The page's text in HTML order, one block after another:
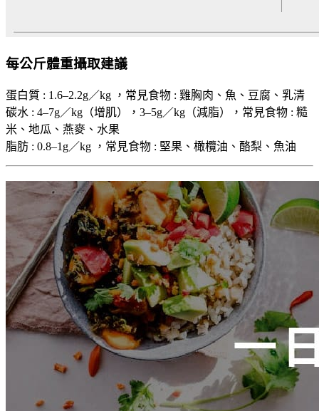
每公斤體重攝取建議
蛋白質 : 1.6–2.2g／kg ，常見食物 : 雞胸肉、魚、豆腐、乳清
碳水 : 4–7g／kg（增肌），3–5g／kg（減脂），常見食物 : 糙
米、地瓜、燕麥、水果
脂肪 : 0.8–1g／kg ，常見食物 : 堅果、橄欖油、酪梨、魚油